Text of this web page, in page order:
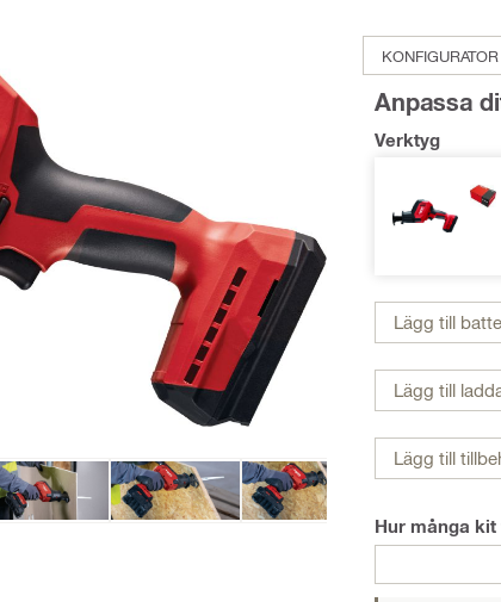
KONFIGURATOR
Anpassa
Verktyg
Lägg till
Lägg till
Lägg till
Hur många